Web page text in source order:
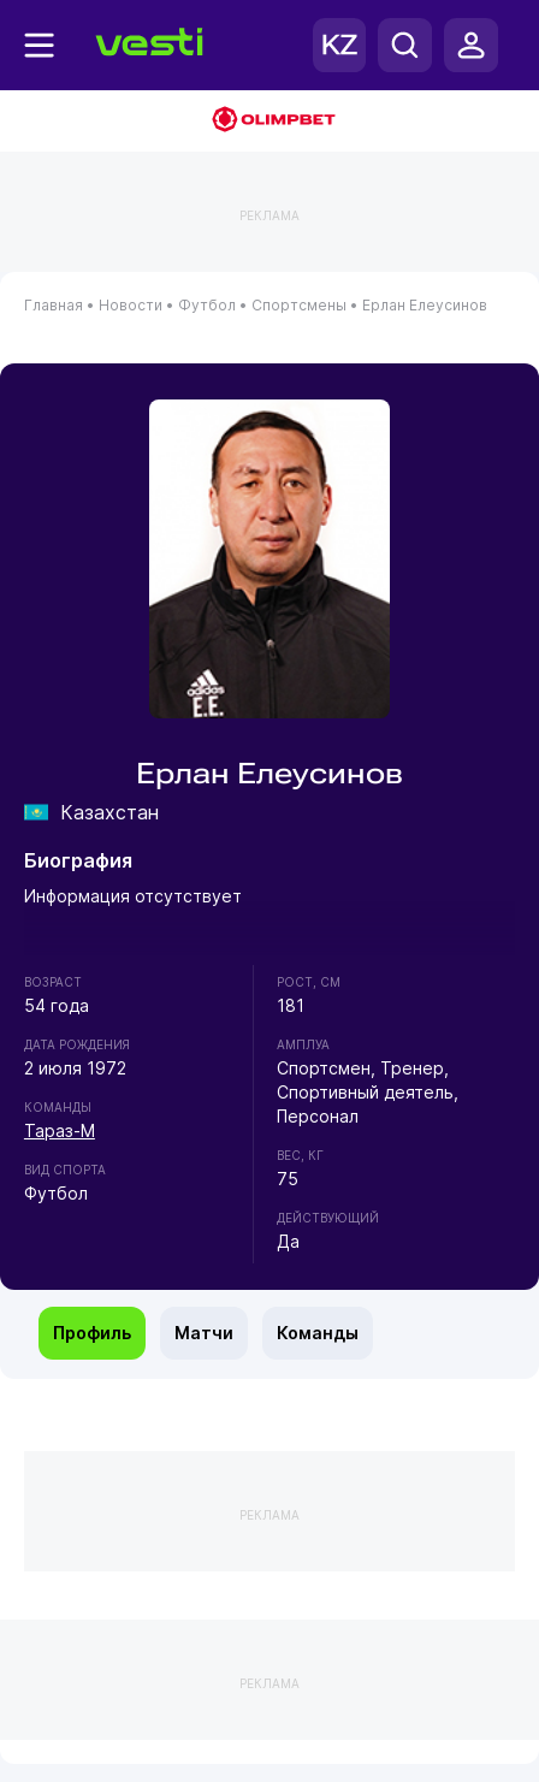
РЕКЛАМА
Главная • Новости • Футбол • Спортсмены • Ерлан Елеусинов
Ерлан Елеусинов
Казахстан
Биография
Информация отсутствует
ВОЗРАСТ
54 года
ДАТА РОЖДЕНИЯ
2 июля 1972
КОМАНДЫ
Тараз-М
ВИД СПОРТА
Футбол
РОСТ, СМ
181
АМПЛУА
Спортсмен, Тренер,
Спортивный деятель,
Персонал
ВЕС, КГ
75
ДЕЙСТВУЮЩИЙ
Да
Профиль Матчи Команды
РЕКЛАМА
РЕКЛАМА